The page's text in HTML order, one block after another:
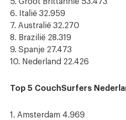
5. Groot Brittannië 53.473
6. Italië 32.959
7. Australië 32.270
8. Brazilië 28.319
9. Spanje 27.473
10. Nederland 22.426
Top 5 CouchSurfers
1. Amsterdam 4.969